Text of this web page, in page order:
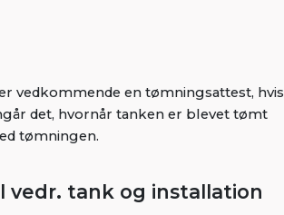
vedkommende en tømningsattest, hvis
det, hvornår tanken er blevet tømt
tømningen.
vedr. tank og installation